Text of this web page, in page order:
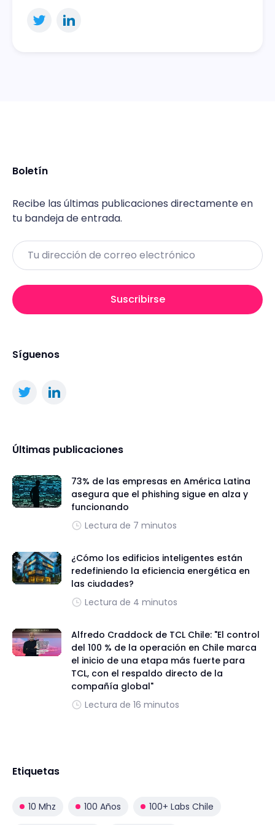
Boletín
Recibe las últimas publicaciones directamente en
tu bandeja de entrada.
Email
Suscribirse
Síguenos
Últimas publicaciones
73% de las empresas en América Latina
asegura que el phishing sigue en alza y
funcionando
Lectura de 7 minutos
¿Cómo los edificios inteligentes están
redefiniendo la eficiencia energética en
las ciudades?
Lectura de 4 minutos
Alfredo Craddock de TCL Chile: "El control
del 100 % de la operación en Chile marca
el inicio de una etapa más fuerte para
TCL, con el respaldo directo de la
compañía global"
Lectura de 16 minutos
Etiquetas
10 Mhz 100 Años 100+ Labs Chile